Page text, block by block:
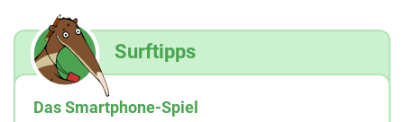
Surftipps
Das Smartphone-Spiel